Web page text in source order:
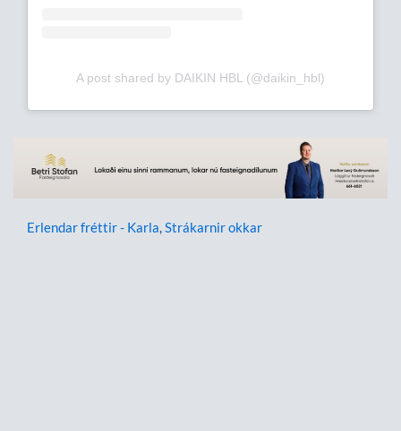
A post shared by DAIKIN HBL (@daikin_hbl)
Erlendar fréttir - Karla,Strákarnir okkar